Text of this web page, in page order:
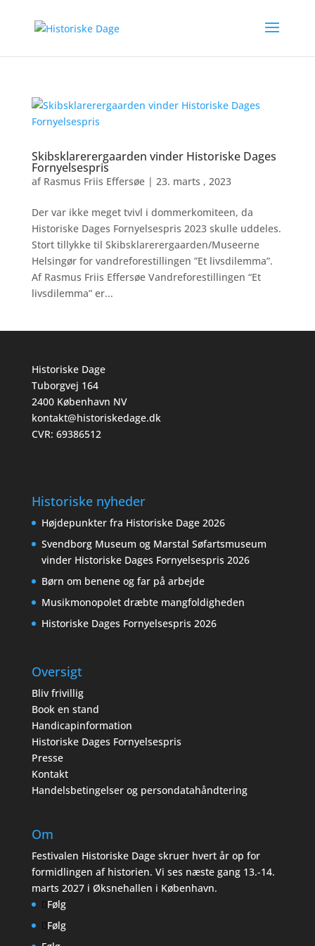
Skibsklarerergaarden vinder Historiske Dages
Fornyelsespris
af Rasmus Friis Effersøe| 23. marts , 2023
Der var ikke meget tvivl i dommerkomiteen, da
Historiske Dages Fornyelsespris 2023 skulle uddeles.
Stort tillykke til Skibsklarerergaarden/Museerne
Helsingør for vandreforestillingen ”Et livsdilemma”.
Af Rasmus Friis Effersøe Vandreforestillingen “Et
livsdilemma” er...
Historiske Dage
Tuborgvej 164
2400 København NV
kontakt@historiskedage.dk
CVR: 69386512
Historiske nyheder
Højdepunkter fra Historiske Dage 2026
Svendborg Museum og Marstal Søfartsmuseum
vinder Historiske Dages Fornyelsespris 2026
Børn om benene og far på arbejde
Musikmonopolet dræbte mangfoldigheden
Historiske Dages Fornyelsespris 2026
Oversigt
Bliv frivillig
Book en stand
Handicapinformation
Historiske Dages Fornyelsespris
Presse
Kontakt
Handelsbetingelser og persondatahåndtering
Om
Festivalen Historiske Dage skruer hvert år op for
formidlingen af historien. Vi ses næste gang 13.-14.
marts 2027 i Øksnehallen i København.
Følg
Følg